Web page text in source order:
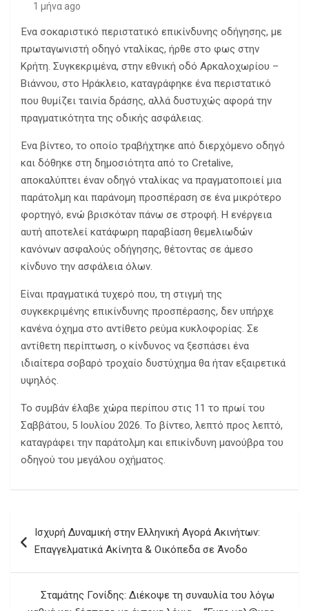
1 μήνα ago
Ένα σοκαριστικό περιστατικό επικίνδυνης οδήγησης, με
πρωταγωνιστή οδηγό νταλίκας, ήρθε στο φως στην
Κρήτη. Συγκεκριμένα, στην εθνική οδό Αρκαλοχωρίου –
Βιάννου, στο Ηράκλειο, καταγράφηκε ένα περιστατικό
που θυμίζει ταινία δράσης, αλλά δυστυχώς αφορά την
πραγματικότητα της οδικής ασφάλειας.
Ένα βίντεο, το οποίο τραβήχτηκε από διερχόμενο οδηγό
και δόθηκε στη δημοσιότητα από το Cretalive,
αποκαλύπτει έναν οδηγό νταλίκας να πραγματοποιεί μια
παράτολμη και παράνομη προσπέραση σε ένα μικρότερο
φορτηγό, ενώ βρισκόταν πάνω σε στροφή. Η ενέργεια
αυτή αποτελεί κατάφωρη παραβίαση θεμελιωδών
κανόνων ασφαλούς οδήγησης, θέτοντας σε άμεσο
κίνδυνο την ασφάλεια όλων.
Είναι πραγματικά τυχερό που, τη στιγμή της
συγκεκριμένης επικίνδυνης προσπέρασης, δεν υπήρχε
κανένα όχημα στο αντίθετο ρεύμα κυκλοφορίας. Σε
αντίθετη περίπτωση, ο κίνδυνος να ξεσπάσει ένα
ιδιαίτερα σοβαρό τροχαίο δυστύχημα θα ήταν εξαιρετικά
υψηλός.
Το συμβάν έλαβε χώρα περίπου στις 11 το πρωί του
Σαββάτου, 5 Ιουλίου 2026. Το βίντεο, λεπτό προς λεπτό,
καταγράφει την παράτολμη και επικίνδυνη μανούβρα του
οδηγού του μεγάλου οχήματος.
άρθρων
Ισχυρή Δυναμική στην Ελληνική Αγορά Ακινήτων:
Επαγγελματικά Ακίνητα & Οικόπεδα σε Άνοδο
Σταμάτης Γονίδης: Διέκοψε τη συναυλία του λόγω